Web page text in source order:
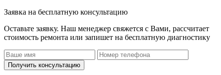
Заявка на бесплатную консультацию
Оставьте заявку. Наш менеджер свяжется с Вами, расcчитает
стоимость ремонта или запишет на бесплатную диагностику
Получить консультацию